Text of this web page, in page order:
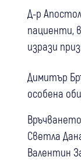
Д-р
пациенти,
изрази
Димитър
особена
Светла
Валентин